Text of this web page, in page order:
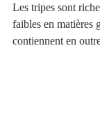
Les tripes sont
faibles en matières
contiennent en